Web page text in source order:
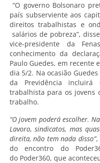
“O governo Bolsonaro
país subserviente aos
direitos trabalhistas e
salários de pobreza”,
vice-presidente da
conhecimento da
Paulo Guedes, em recente
dia 5/2. Na ocasião
da Previdência
trabalhista para os jovens
trabalho.
“O jovem poderá escolher.
Lavoro, sindicatos, mas
direita, não tem nada disso”,
do encontro do
do Poder360, que